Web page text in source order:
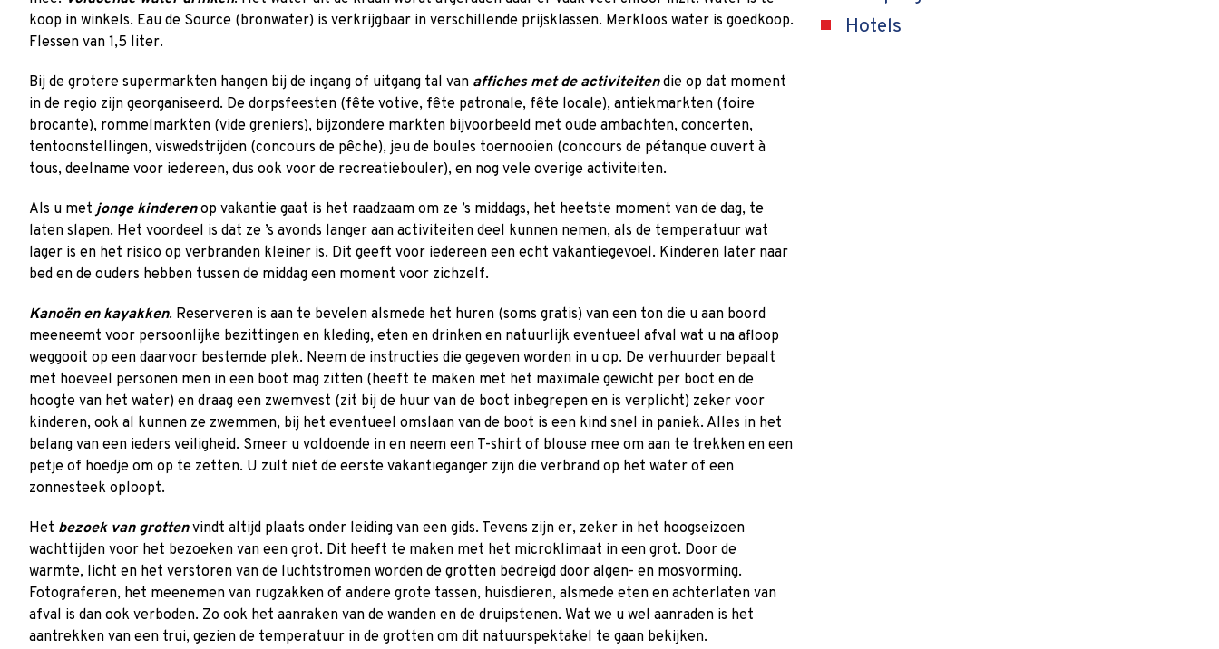
koop in winkels. Eau de Source (bronwater) is verkrijgbaar in verschillende prijsklassen. Merkloos water is goedkoop.
Flessen van 1,5 liter.
Bij de grotere supermarkten hangen bij de ingang of uitgang tal van affiches met de activiteitendie op dat moment
in de regio zijn georganiseerd. De dorpsfeesten (fête votive, fête patronale, fête locale), antiekmarkten (foire
brocante), rommelmarkten (vide greniers), bijzondere markten bijvoorbeeld met oude ambachten, concerten,
tentoonstellingen, viswedstrijden (concours de pêche), jeu de boules toernooien (concours de pétanque ouvert à
tous, deelname voor iedereen, dus ook voor de recreatiebouler), en nog vele overige activiteiten.
Als u metjonge kinderenop vakantie gaat is het raadzaam om ze ’s middags, het heetste moment van de dag, te
laten slapen. Het voordeel is dat ze ’s avonds langer aan activiteiten deel kunnen nemen, als de temperatuur wat
lager is en het risico op verbranden kleiner is. Dit geeft voor iedereen een echt vakantiegevoel. Kinderen later naar
bed en de ouders hebben tussen de middag een moment voor zichzelf.
Kanoën en kayakken. Reserveren is aan te bevelen alsmede het huren (soms gratis) van een ton die u aan boord
meeneemt voor persoonlijke bezittingen en kleding, eten en drinken en natuurlijk eventueel afval wat u na afloop
weggooit op een daarvoor bestemde plek. Neem de instructies die gegeven worden in u op. De verhuurder bepaalt
met hoeveel personen men in een boot mag zitten (heeft te maken met het maximale gewicht per boot en de
hoogte van het water) en draag een zwemvest (zit bij de huur van de boot inbegrepen en is verplicht) zeker voor
kinderen, ook al kunnen ze zwemmen, bij het eventueel omslaan van de boot is een kind snel in paniek. Alles in het
belang van een ieders veiligheid. Smeer u voldoende in en neem een T-shirt of blouse mee om aan te trekken en een
petje of hoedje om op te zetten. U zult niet de eerste vakantieganger zijn die verbrand op het water of een
zonnesteek oploopt.
Het bezoek van grottenvindt altijd plaats onder leiding van een gids. Tevens zijn er, zeker in het hoogseizoen
wachttijden voor het bezoeken van een grot. Dit heeft te maken met het microklimaat in een grot. Door de
warmte, licht en het verstoren van de luchtstromen worden de grotten bedreigd door algen- en mosvorming.
Fotograferen, het meenemen van rugzakken of andere grote tassen, huisdieren, alsmede eten en achterlaten van
afval is dan ook verboden. Zo ook het aanraken van de wanden en de druipstenen. Wat we u wel aanraden is het
aantrekken van een trui, gezien de temperatuur in de grotten om dit natuurspektakel te gaan bekijken.
Hotels